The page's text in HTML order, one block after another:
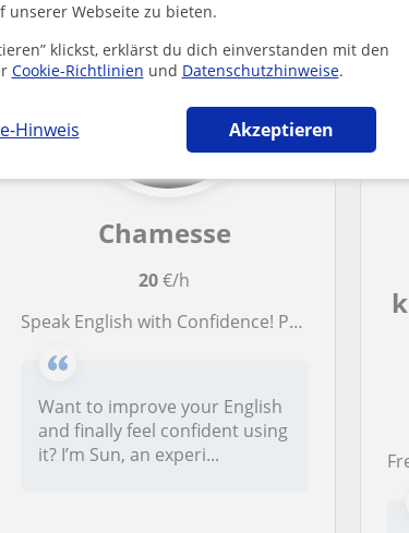
unserer Webseite zu bieten.
klickst, erklärst du dich einverstanden mit den
Cookie-Richtlinien und Datenschutzhinweise.
Hinweis Akzeptieren
Chamesse
20€/h
Speak English with Confidence! Personalized Lessons with an Experienced Teacher
Want to improve your English
and finally feel confident using
it? I’m Sun, an experi...